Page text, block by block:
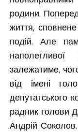
родини.
життя,
подій. Але
залежатиме,
від імені
депутатського
радник голови
Андрій